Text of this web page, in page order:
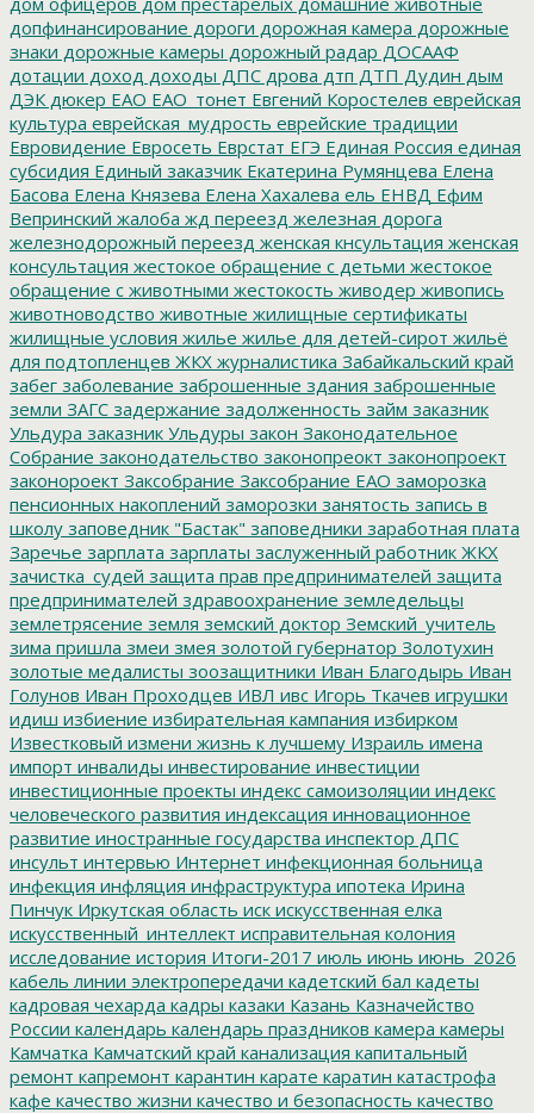
допфинансирование дороги дорожная камера дорожные
знаки дорожные камеры дорожный радар ДОСААФ
дотации доход доходы ДПС дрова дтп ДТП Дудин дым
ДЭК дюкер ЕАО ЕАО_тонет Евгений Коростелев еврейская
культура еврейская_мудрость еврейские традиции
Евровидение Евросеть Еврстат ЕГЭ Единая Россия единая
субсидия Единый заказчик Екатерина Румянцева Елена
Басова Елена Князева Елена Хахалева ель ЕНВД Ефим
Вепринский жалоба жд переезд железная дорога
железнодорожный переезд женская кнсультация женская
консультация жестокое обращение с детьми жестокое
обращение с животными жестокость живодер живопись
животноводство животные жилищные сертификаты
жилищные условия жилье жилье для детей-сирот жильё
для подтопленцев ЖКХ журналистика Забайкальский край
забег заболевание заброшенные здания заброшенные
земли ЗАГС задержание задолженность займ заказник
Ульдура заказник Ульдуры закон Законодательное
Собрание законодательство законопреокт законопроект
законороект Заксобрание Заксобрание ЕАО заморозка
пенсионных накоплений заморозки занятость запись в
школу заповедник "Бастак" заповедники заработная плата
Заречье зарплата зарплаты заслуженный работник ЖКХ
зачистка_судей защита прав предпринимателей защита
предпринимателей здравоохранение земледельцы
землетрясение земля земский доктор Земский_учитель
зима пришла змеи змея золотой губернатор Золотухин
золотые медалисты зоозащитники Иван Благодырь Иван
Голунов Иван Проходцев ИВЛ ивс Игорь Ткачев игрушки
идиш избиение избирательная кампания избирком
Известковый измени жизнь к лучшему Израиль имена
импорт инвалиды инвестирование инвестиции
инвестиционные проекты индекс самоизоляции индекс
человеческого развития индексация инновационное
развитие иностранные государства инспектор ДПС
инсульт интервью Интернет инфекционная больница
инфекция инфляция инфраструктура ипотека Ирина
Пинчук Иркутская область иск искусственная елка
искусственный_интеллект исправительная колония
исследование история Итоги-2017 июль июнь июнь_2026
кабель линии электропередачи кадетский бал кадеты
кадровая чехарда кадры казаки Казань Казначейство
России календарь календарь праздников камера камеры
Камчатка Камчатский край канализация капитальный
ремонт капремонт карантин карате каратин катастрофа
кафе качество жизни качество и безопасность качество